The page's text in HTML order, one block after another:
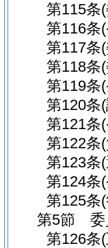
第115条
第116条
第117条
第118条
第119条
第120条
第121条
第122条
第123条
第124条
第125条
第5節
第126条